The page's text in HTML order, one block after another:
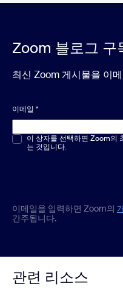
Zoom 블로그 구
최신 Zoom 게시물을 이
이메일 *
객관식 또는 단답형*
이 상자를 선택하면 Zoom의
는 것입니다.
이메일을 입력하면 Zoom의
간주됩니다.
관련 리소스